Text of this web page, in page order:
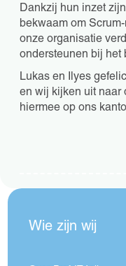
Dankzij hun inzet
bekwaam om
onze organisatie
ondersteunen bij het
Lukas en Ilyes
en wij kijken uit naar
hiermee op ons
Wie zijn wij